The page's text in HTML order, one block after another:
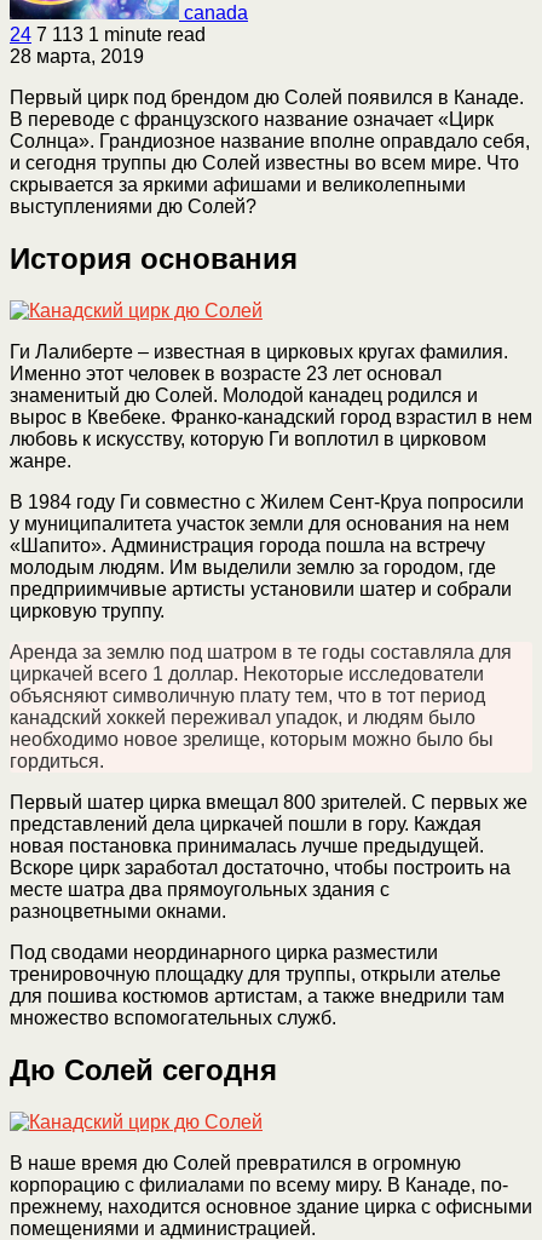
canada
24 7 113 1 minute read
28 марта, 2019
Первый цирк под брендом дю Солей появился в Канаде.
В переводе с французского название означает «Цирк
Солнца». Грандиозное название вполне оправдало себя,
и сегодня труппы дю Солей известны во всем мире. Что
скрывается за яркими афишами и великолепными
выступлениями дю Солей?
История основания
Ги Лалиберте – известная в цирковых кругах фамилия.
Именно этот человек в возрасте 23 лет основал
знаменитый дю Солей. Молодой канадец родился и
вырос в Квебеке. Франко-канадский город взрастил в нем
любовь к искусству, которую Ги воплотил в цирковом
жанре.
В 1984 году Ги совместно с Жилем Сент-Круа попросили
у муниципалитета участок земли для основания на нем
«Шапито». Администрация города пошла на встречу
молодым людям. Им выделили землю за городом, где
предприимчивые артисты установили шатер и собрали
цирковую труппу.
Аренда за землю под шатром в те годы составляла для
циркачей всего 1 доллар. Некоторые исследователи
объясняют символичную плату тем, что в тот период
канадский хоккей переживал упадок, и людям было
необходимо новое зрелище, которым можно было бы
гордиться.
Первый шатер цирка вмещал 800 зрителей. С первых же
представлений дела циркачей пошли в гору. Каждая
новая постановка принималась лучше предыдущей.
Вскоре цирк заработал достаточно, чтобы построить на
месте шатра два прямоугольных здания с
разноцветными окнами.
Под сводами неординарного цирка разместили
тренировочную площадку для труппы, открыли ателье
для пошива костюмов артистам, а также внедрили там
множество вспомогательных служб.
Дю Солей сегодня
В наше время дю Солей превратился в огромную
корпорацию с филиалами по всему миру. В Канаде, по-
прежнему, находится основное здание цирка с офисными
помещениями и администрацией.